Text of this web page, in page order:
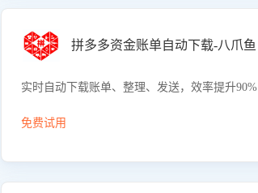
拼多多资金账单自动下载-八爪鱼
实时自动下载账单、整理、发送，效率提升90%
免费试用